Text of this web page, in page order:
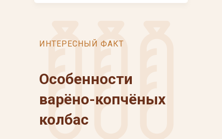
ИНТЕРЕСНЫЙ ФАКТ
Особенности
варёно-копчёных
колбас